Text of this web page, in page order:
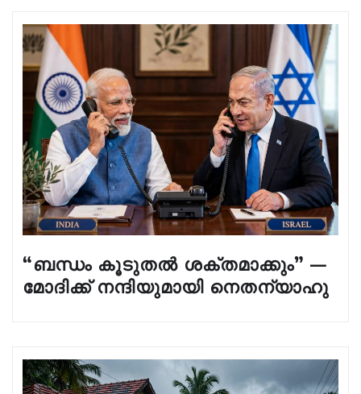
“ബന്ധം കൂടുതൽ ശക്തമാക്കും” —
മോദിക്ക് നന്ദിയുമായി നെതന്യാഹു